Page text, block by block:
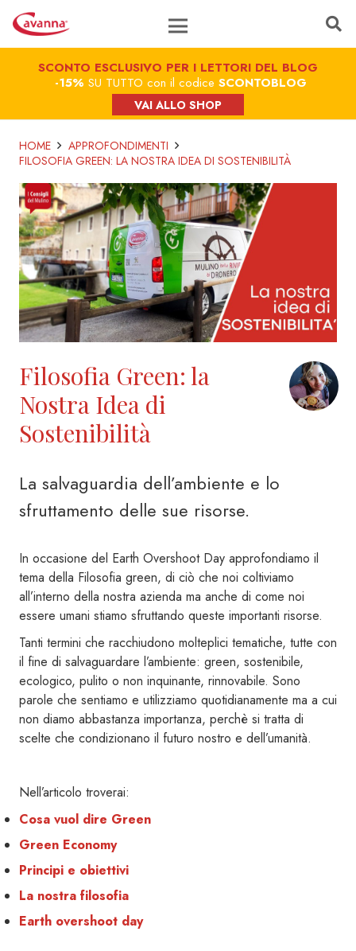
SCONTO ESCLUSIVO PER I LETTORI DEL BLOG
-15% SU TUTTO con il codice SCONTOBLOG
VAI ALLO SHOP
HOME
APPROFONDIMENTI
FILOSOFIA GREEN: LA NOSTRA IDEA DI SOSTENIBILITÀ
Filosofia Green: la
Nostra Idea di
Sostenibilità
La salvaguardia dell’ambiente e lo
sfruttamento delle sue risorse.
In occasione del Earth Overshoot Day approfondiamo il
tema della Filosofia green, di ciò che noi coltiviamo
all’interno della nostra azienda ma anche di come noi
essere umani stiamo sfruttando queste importanti risorse.
Tanti termini che racchiudono molteplici tematiche, tutte con
il fine di salvaguardare l’ambiente: green, sostenibile,
ecologico, pulito o non inquinante, rinnovabile. Sono
parole che sentiamo e utilizziamo quotidianamente ma a cui
non diamo abbastanza importanza, perchè si tratta di
scelte che condizionano il futuro nostro e dell’umanità.
Nell’articolo troverai:
Cosa vuol dire Green
Green Economy
Principi e obiettivi
La nostra filosofia
Earth overshoot day